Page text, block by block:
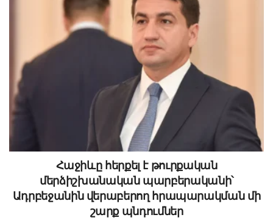
Հաջիևը հերքել է թուրքական
մերձիշխանական պարբերականի՝
Ադրբեջանին վերաբերող հրապարակման մի
շարք պնդումներ